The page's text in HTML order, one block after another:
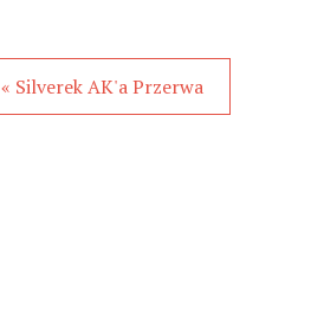
« Silverek AK'a Przerwa